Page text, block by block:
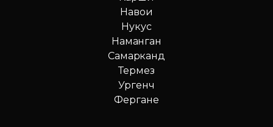
Навои
Нукус
Наманган
Самарканд
Термез
Ургенч
Фергане